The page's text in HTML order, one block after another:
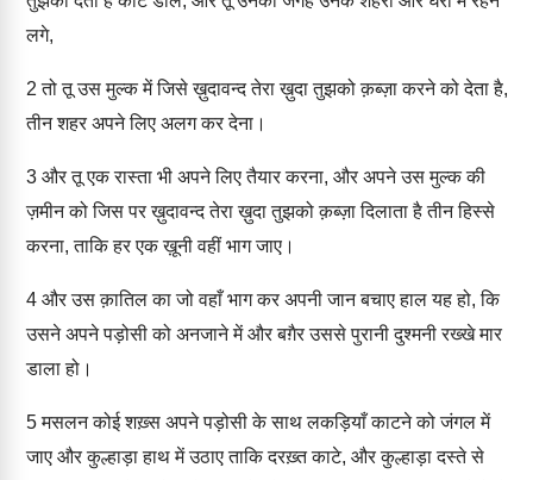
लगे,
2 तो तू उस मुल्क में जिसे ख़ुदावन्द तेरा ख़ुदा तुझको क़ब्ज़ा करने को देता है,
तीन शहर अपने लिए अलग कर देना।
3 और तू एक रास्ता भी अपने लिए तैयार करना, और अपने उस मुल्क की
ज़मीन को जिस पर ख़ुदावन्द तेरा ख़ुदा तुझको क़ब्ज़ा दिलाता है तीन हिस्से
करना, ताकि हर एक ख़ूनी वहीं भाग जाए।
4 और उस क़ातिल का जो वहाँ भाग कर अपनी जान बचाए हाल यह हो, कि
उसने अपने पड़ोसी को अनजाने में और बग़ैर उससे पुरानी दुश्मनी रख्खे मार
डाला हो।
5मसलन कोई शख़्स अपने पड़ोसी के साथ लकड़ियाँ काटने को जंगल में
जाए और कुल्हाड़ा हाथ में उठाए ताकि दरख़्त काटे, और कुल्हाड़ा दस्ते से